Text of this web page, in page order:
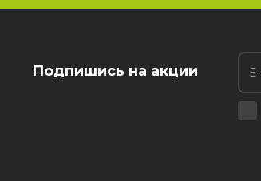
Подпишись на акции